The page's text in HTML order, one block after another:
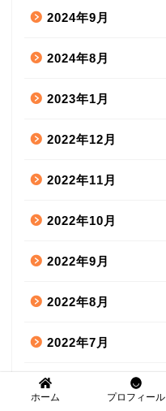
2024年9月
2024年8月
2023年1月
2022年12月
2022年11月
2022年10月
2022年9月
2022年8月
2022年7月
2022年6月
ホーム プロフィール